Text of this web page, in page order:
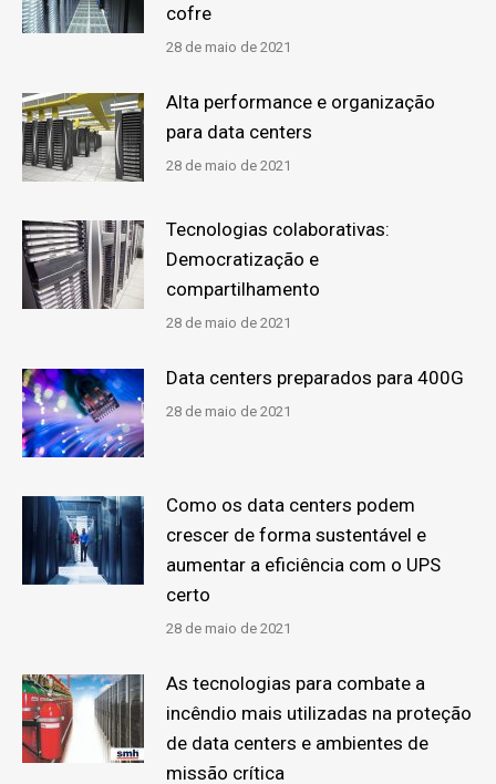
cofre
28 de maio de 2021
Alta performance e organização
para data centers
28 de maio de 2021
Tecnologias colaborativas:
Democratização e
compartilhamento
28 de maio de 2021
Data centers preparados para 400G
28 de maio de 2021
Como os data centers podem
crescer de forma sustentável e
aumentar a eficiência com o UPS
certo
28 de maio de 2021
As tecnologias para combate a
incêndio mais utilizadas na proteção
de data centers e ambientes de
missão crítica